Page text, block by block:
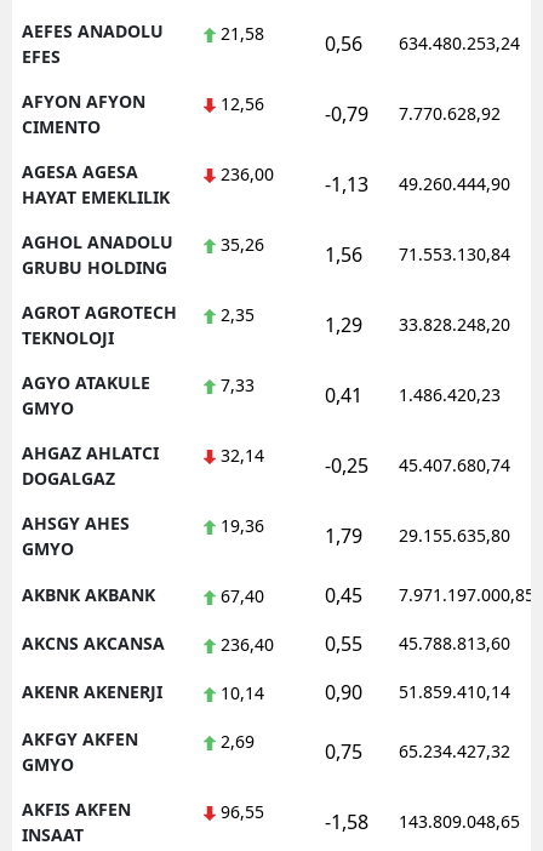
AEFES ANADOLU
EFES
21,58 0,56 634.480.253,24
AFYON AFYON
CIMENTO
12,56 -0,79 7.770.628,92
AGESA AGESA
HAYAT EMEKLILIK
236,00 -1,13 49.260.444,90
AGHOL ANADOLU
GRUBU HOLDING
35,26 1,56 71.553.130,84
AGROT AGROTECH
TEKNOLOJI
2,35 1,29 33.828.248,20
AGYO ATAKULE
GMYO
7,33 0,41 1.486.420,23
AHGAZ AHLATCI
DOGALGAZ
32,14 -0,25 45.407.680,74
AHSGY AHES
GMYO
19,36 1,79 29.155.635,80
AKBNK AKBANK 67,40 0,45 7.971.197.000,85
AKCNS AKCANSA 236,40 0,55 45.788.813,60
AKENR AKENERJI 10,14 0,90 51.859.410,14
AKFGY AKFEN
GMYO
2,69 0,75 65.234.427,32
AKFIS AKFEN
INSAAT
96,55 -1,58 143.809.048,65